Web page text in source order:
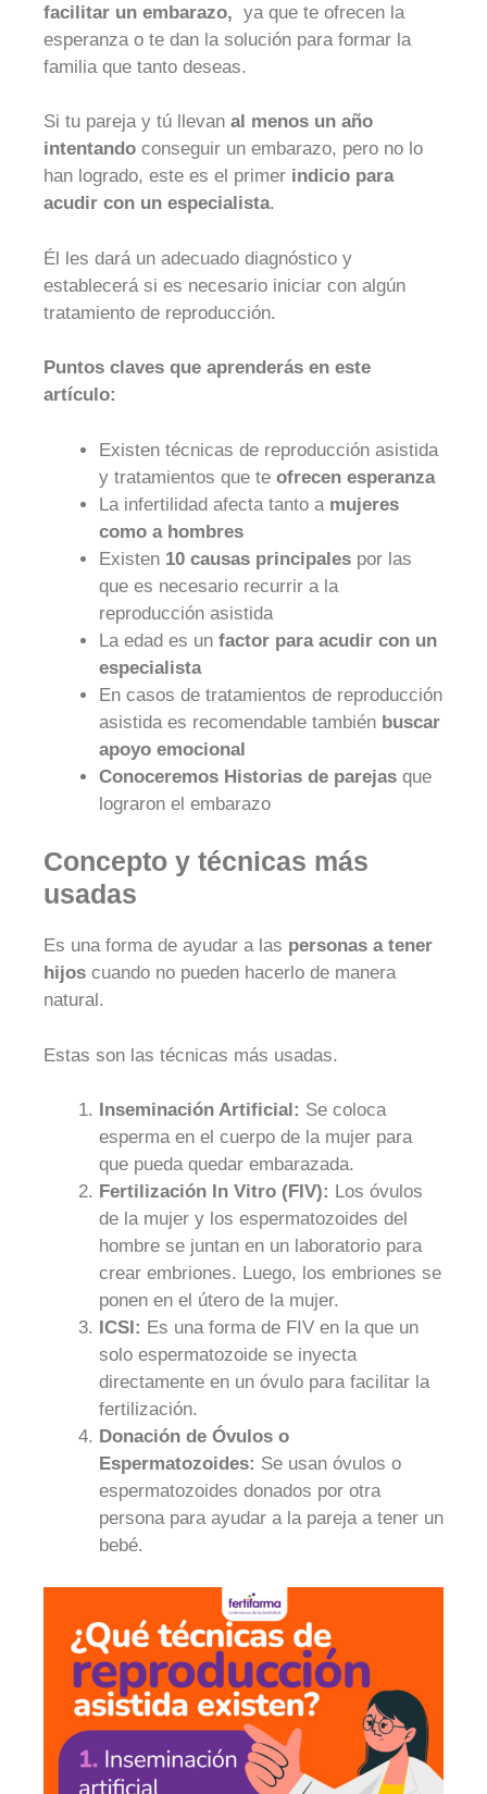
facilitar un embarazo, ya que te ofrecen la
esperanza o te dan la solución para formar la
familia que tanto deseas.
Si tu pareja y tú llevan al menos un año
intentando conseguir un embarazo, pero no lo
han logrado, este es el primer indicio para
acudir con un especialista.
Él les dará un adecuado diagnóstico y
establecerá si es necesario iniciar con algún
tratamiento de reproducción.
Puntos claves que aprenderás en este
artículo:
Existen técnicas de reproducción asistida
y tratamientos que te ofrecen esperanza
La infertilidad afecta tanto a mujeres
como a hombres
Existen 10 causas principales por las
que es necesario recurrir a la
reproducción asistida
La edad es un factor para acudir con un
especialista
En casos de tratamientos de reproducción
asistida es recomendable también buscar
apoyo emocional
Conoceremos Historias de parejas que
lograron el embarazo
Concepto y técnicas más
usadas
Es una forma de ayudar a las personas a tener
hijos cuando no pueden hacerlo de manera
natural.
Estas son las técnicas más usadas.
Inseminación Artificial: Se coloca
esperma en el cuerpo de la mujer para
que pueda quedar embarazada.
Fertilización In Vitro (FIV): Los óvulos
de la mujer y los espermatozoides del
hombre se juntan en un laboratorio para
crear embriones. Luego, los embriones se
ponen en el útero de la mujer.
ICSI: Es una forma de FIV en la que un
solo espermatozoide se inyecta
directamente en un óvulo para facilitar la
fertilización.
Donación de Óvulos o
Espermatozoides: Se usan óvulos o
espermatozoides donados por otra
persona para ayudar a la pareja a tener un
bebé.